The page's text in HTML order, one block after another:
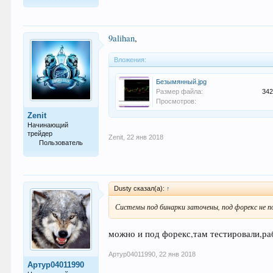
Zenit
Начинающий
трейдер
Пользователь
9alihan,
Вложения:
Безымянный.jpg
Размер файла:
Просмотров:
Zenit 22 янв 2018
Артур04011990
Dusty сказал(а): ↑
Системы под бинарки заточены, под форекс не
можно и под форекс,там
Артур04011990 22 янв 2018